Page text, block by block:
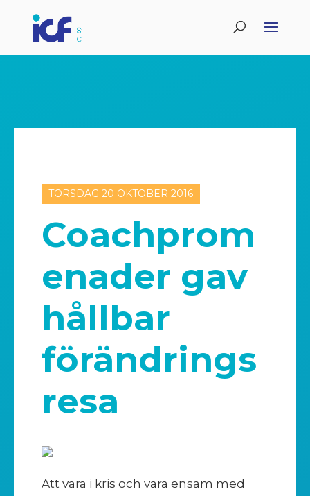
TORSDAG 20 OKTOBER 2016
Coachprom
enader gav
hållbar
förändrings
resa
Att vara i kris och vara ensam med